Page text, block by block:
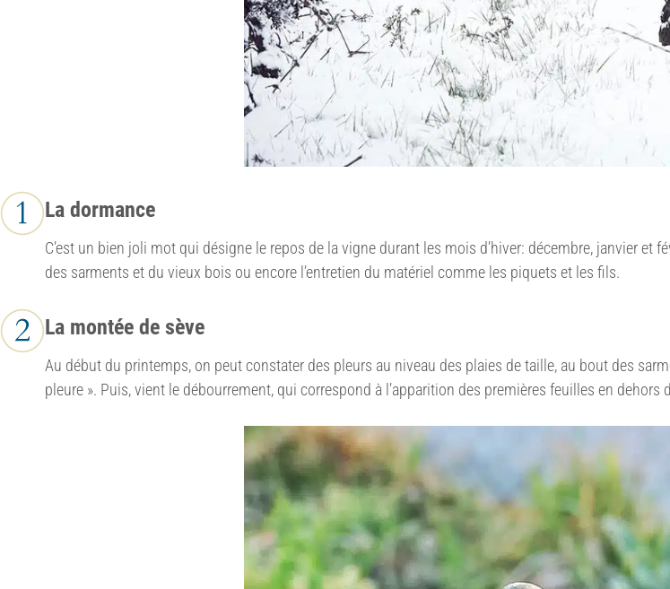
La dormance
C’est un bien joli mot qui désigne le repos de la vigne durant les mois d’hiver: décembre, janvier
des sarments et du vieux bois ou encore l’entretien du matériel comme les piquets et les fils.
La montée de sève
Au début du printemps, on peut constater des pleurs au niveau des plaies de taille, au bout des
pleure ». Puis, vient le débourrement, qui correspond à l’apparition des premières feuilles en dehors